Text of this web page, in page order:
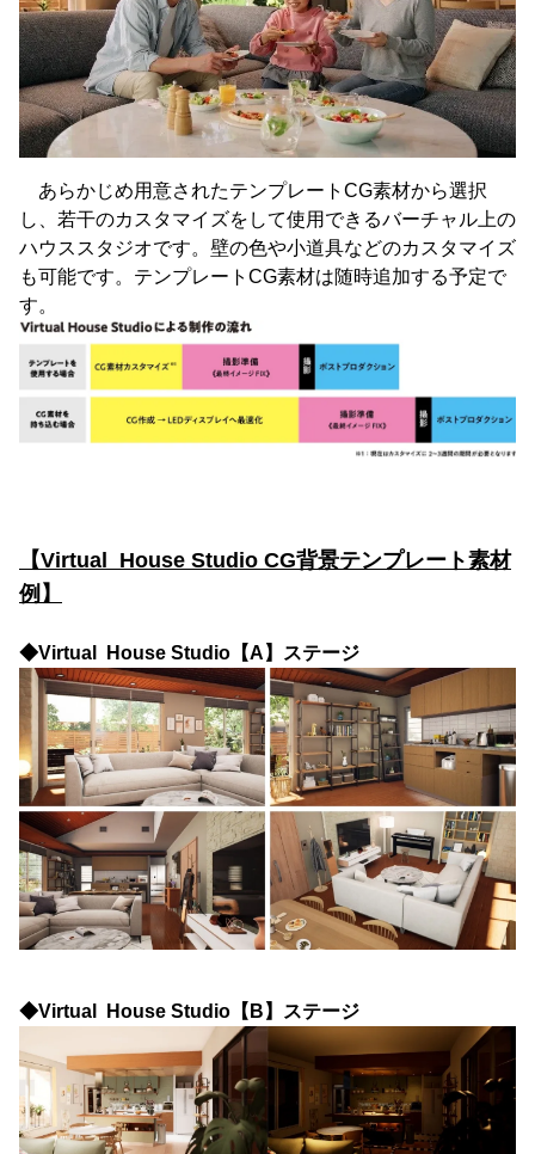
あらかじめ用意されたテンプレートCG素材から選択
し、若干のカスタマイズをして使用できるバーチャル上の
ハウススタジオです。壁の色や小道具などのカスタマイズ
も可能です。テンプレートCG素材は随時追加する予定で
す。
【Virtual House Studio CG背景テンプレート素材
例】
◆Virtual House Studio【A】ステージ
◆Virtual House Studio【B】ステージ